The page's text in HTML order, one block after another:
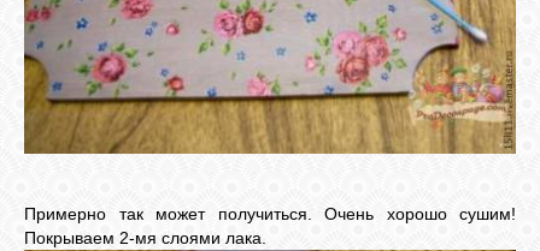
Примерно так может получиться. Очень хорошо сушим!
Покрываем 2-мя слоями лака.